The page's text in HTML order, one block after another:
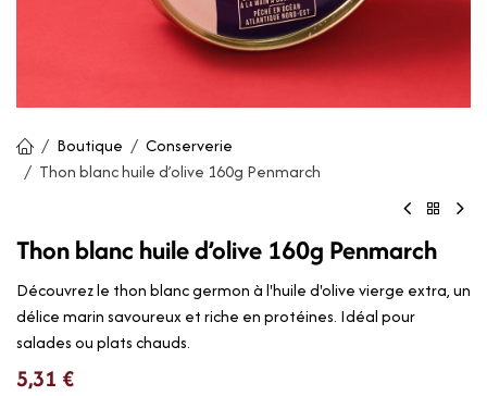
Boutique
Conserverie
Thon blanc huile d’olive 160g Penmarch
Thon blanc huile d’olive 160g Penmarch
Découvrez le thon blanc germon à l'huile d'olive vierge extra, un
délice marin savoureux et riche en protéines. Idéal pour
salades ou plats chauds.
5,31 €